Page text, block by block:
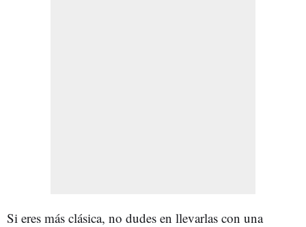
Si eres más clásica, no dudes en llevarlas con una